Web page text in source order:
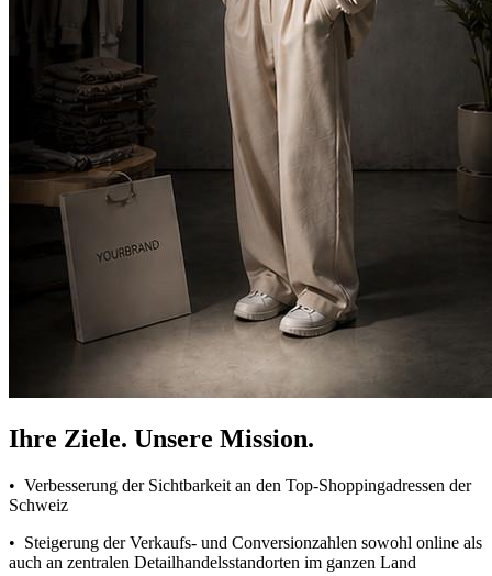
Ihre Ziele. Unsere Mission.
• Verbesserung der Sichtbarkeit an den Top-Shoppingadressen der
Schweiz
• Steigerung der Verkaufs- und Conversionzahlen sowohl online als
auch an zentralen Detailhandelsstandorten im ganzen Land